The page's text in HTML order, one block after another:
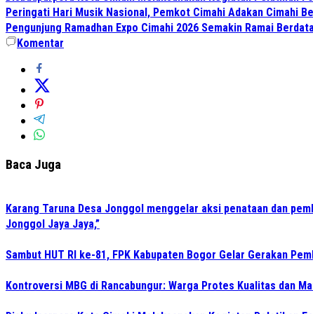
Peringati Hari Musik Nasional, Pemkot Cimahi Adakan Cimahi
Pengunjung Ramadhan Expo Cimahi 2026 Semakin Ramai
Komentar
Baca Juga
Karang Taruna Desa Jonggol menggelar aksi penataan dan
Jonggol Jaya Jaya,”
Sambut HUT RI ke-81, FPK Kabupaten Bogor Gelar Gerakan
Kontroversi MBG di Rancabungur: Warga Protes Kualitas dan